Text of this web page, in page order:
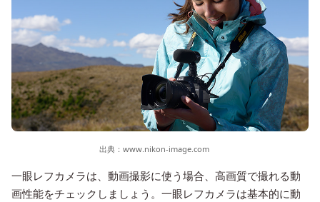
出典： www.nikon-image.com
一眼レフカメラは、動画撮影に使う場合、高画質で撮れる動
画性能をチェックしましょう。一眼レフカメラは基本的に動